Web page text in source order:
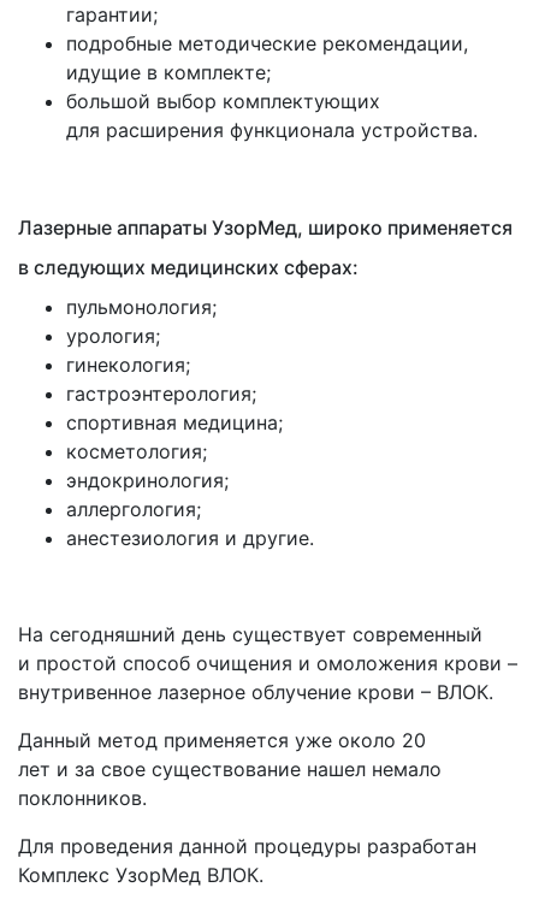
гарантии;
подробные методические рекомендации,
идущие в комплекте;
большой выбор комплектующих
для расширения функционала устройства.
Лазерные аппараты УзорМед, широко применяется
в следующих медицинских сферах:
пульмонология;
урология;
гинекология;
гастроэнтерология;
спортивная медицина;
косметология;
эндокринология;
аллергология;
анестезиология и другие.
На сегодняшний день существует современный
и простой способ очищения и омоложения крови –
внутривенное лазерное облучение крови – ВЛОК.
Данный метод применяется уже около 20
лет и за свое существование нашел немало
поклонников.
Для проведения данной процедуры разработан
Комплекс УзорМед ВЛОК.